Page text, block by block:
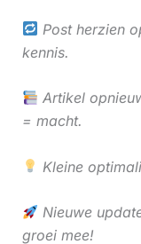
Post herzien
kennis.
Artikel
= macht.
Kleine
Nieuwe
groei mee!